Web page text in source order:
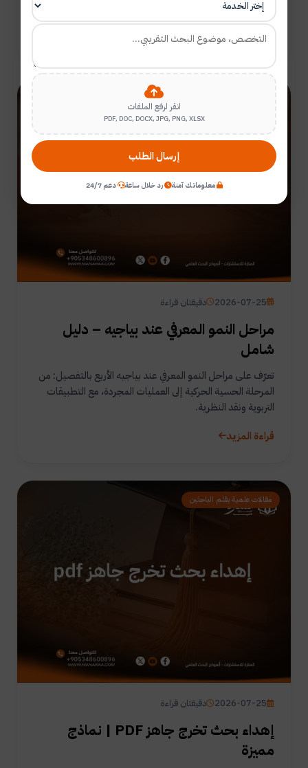
وفق المعايير العلمية المعتمدة.
قراءة المزيد
2026-07-25 دقيقتان قراءة
مراحل النمو المعرفي عند بياجيه – دليل
شامل
تعرّف على مراحل النمو المعرفي عند بياجيه الأربع بالتفصيل: من
المرحلة الحسية الحركية إلى العمليات المجردة، مع التطبيقات
التربوية ونقد النظرية.
قراءة المزيد
مقالات علمية بقلم الباحثين
2026-07-25 دقيقتان قراءة
إهداء بحث تخرج جاهز PDF | نماذج
مميزة
انقر لرفع الملفات
PDF, DOC, DOCX, JPG, PNG, XLSX
إرسال الطلب
معلوماتك آمنة رد خلال ساعة دعم 24/7